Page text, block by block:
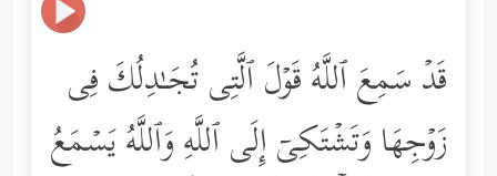
قَدۡ سَمِعَ ٱللَّهُ قَوۡلَ ٱلَّتِی تُجَـٰدِلُكَ فِی
زَوۡجِهَا وَتَشۡتَكِیۤ إِلَى ٱللَّهِ وَٱللَّهُ یَسۡمَعُ